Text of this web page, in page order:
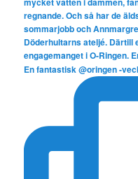
En fantastisk @oringen -